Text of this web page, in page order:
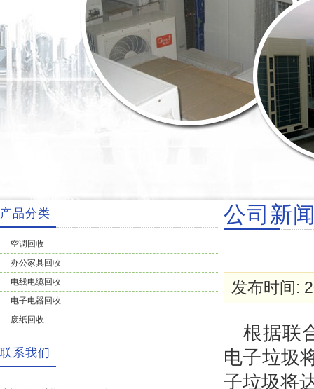
产品分类
空调回收
办公家具回收
电线电缆回收
电子电器回收
废纸回收
联系我们
公司新
发布时间:
根据联
电子垃圾
子垃圾将